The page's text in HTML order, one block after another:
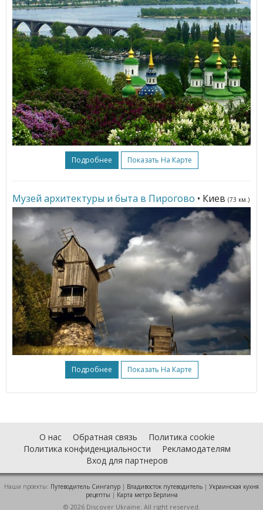
Подробнее Показать На Карте
Музей архитектуры и быта в Пирогово • Киев (73 км.)
Подробнее Показать На Карте
О нас Обратная связь
Политика cookie
Политика конфиденциальности
Рекламодателям
Вход для партнеров
Наши проекты: Путеводитель Сингапур | Владивосток путеводитель | Украинская кухня
рецепты | Карта метро Берлина
© 2026 Discover Ukraine. All right reserved.